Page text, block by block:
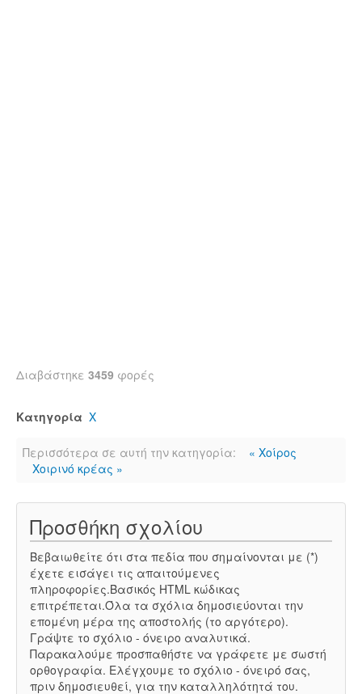
Διαβάστηκε 3459 φορές
Κατηγορία Χ
Περισσότερα σε αυτή την κατηγορία:
« Χοίρος
Χοιρινό κρέας »
Προσθήκη σχολίου
Βεβαιωθείτε ότι στα πεδία που σημαίνονται με (*)
έχετε εισάγει τις απαιτούμενες
πληροφορίες.Βασικός HTML κώδικας
επιτρέπεται.Όλα τα σχόλια δημοσιεύονται την
επομένη μέρα της αποστολής (το αργότερο).
Γράψτε το σχόλιο - όνειρο αναλυτικά.
Παρακαλούμε προσπαθήστε να γράφετε με σωστή
ορθογραφία. Ελέγχουμε το σχόλιο - όνειρό σας,
πριν δημοσιευθεί, για την καταλληλότητά του.